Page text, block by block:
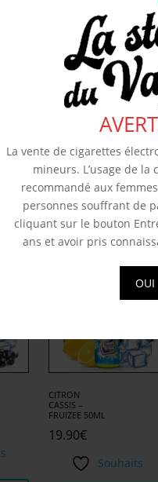
La vente de cigarettes
mineurs. L’usage de la
recommandé aux
personnes souffrant de
cliquant sur le bouton
ans et avoir pris
OUI
CITRON
CASSIS –
FRUIZEE 50ML
19.90€
Souhaits